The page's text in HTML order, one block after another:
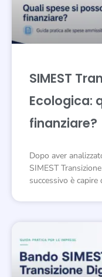
SIMEST
Ecologica:
finanziare?
Dopo aver
SIMEST
successivo è capire